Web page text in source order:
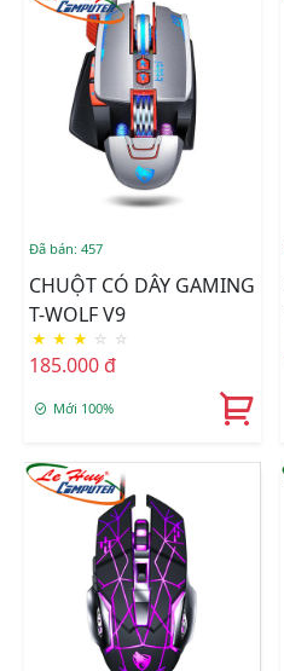
Đã bán: 457
CHUỘT CÓ DÂY GAMING
T-WOLF V9
★ ★ ★ ☆ ☆
185.000 đ
Mới 100%